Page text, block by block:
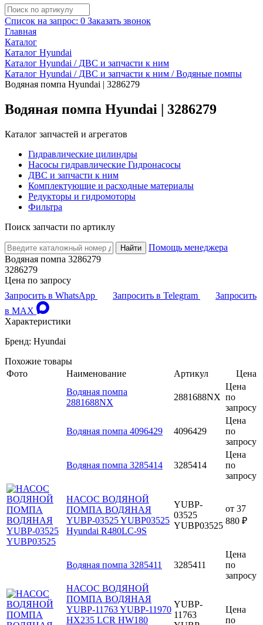
Список на запрос: 0 Заказать звонок
Главная
Каталог
Каталог Hyundai
Каталог Hyundai / ДВС и запчасти к ним
Каталог Hyundai / ДВС и запчасти к ним / Водяные помпы
Водяная помпа Hyundai | 3286279
Водяная помпа Hyundai | 3286279
Каталог запчастей и агрегатов
Гидравлические цилиндры
Насосы гидравлические Гидронасосы
ДВС и запчасти к ним
Комплектующие и расходные материалы
Редукторы и гидромоторы
Фильтра
Поиск запчасти по артиклу
Найти
Помощь менеджера
Водяная помпа 3286279
3286279
Цена по запросу
Запросить в WhatsApp
Запросить в Telegram
Запросить
в MAX
Характеристики
Бренд: Hyundai
Похожие товары
Фото
Наименование Артикул
Цена
Водяная помпа
2881688NX
2881688NX
Цена
по
запросу
Водяная помпа 4096429 4096429
Цена
по
запросу
Водяная помпа 3285414 3285414
Цена
по
запросу
НАСОС ВОДЯНОЙ
ПОМПА ВОДЯНАЯ
YUBP-03525 YUBP03525
Hyundai R480LC-9S
YUBP-
03525
YUBP03525
от 37
880 ₽
Водяная помпа 3285411 3285411
Цена
по
запросу
НАСОС ВОДЯНОЙ
ПОМПА ВОДЯНАЯ
YUBP-11763 YUBP-11970
HX235 LCR HW180
YUBP-
11763
Цена
по